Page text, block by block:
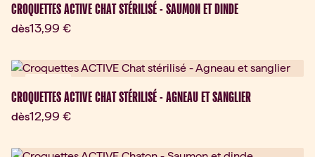
CROQUETTES ACTIVE CHAT STÉRILISÉ - SAUMON ET DINDE
dèsPrix actuel:
13,99 €
CROQUETTES ACTIVE CHAT STÉRILISÉ - AGNEAU ET SANGLIER
dèsPrix actuel:
12,99 €